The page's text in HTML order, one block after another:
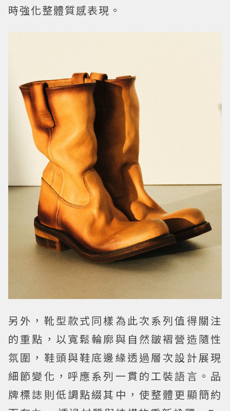
時強化整體質感表現。
另外，靴型款式同樣為此次系列值得關注
的重點，以寬鬆輪廓與自然皺褶營造隨性
氛圍，鞋頭與鞋底邊緣透過層次設計展現
細節變化，呼應系列一貫的工裝語言。品
牌標誌則低調點綴其中，使整體更顯簡約